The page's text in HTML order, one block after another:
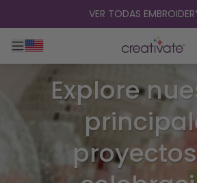
VER TODAS
Alternar navegación principal
Explore